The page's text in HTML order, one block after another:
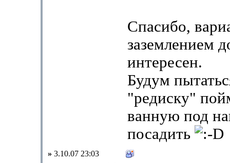
Спасибо,
заземлением
интересен.
Будум
"редиску"
ванную под
посадить
» 3.10.07 23:03